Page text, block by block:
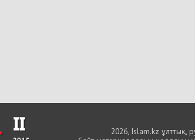
2026, Islam.kz ұлттық,